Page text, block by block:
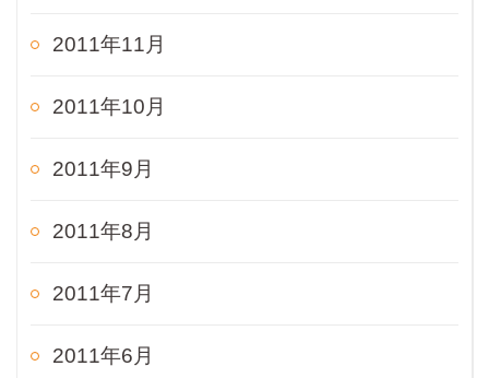
2011年11月
2011年10月
2011年9月
2011年8月
2011年7月
2011年6月